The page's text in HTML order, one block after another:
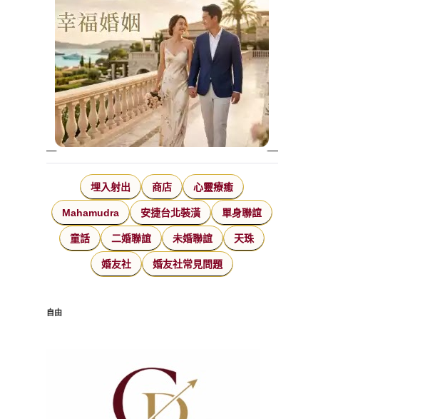
埋入射出 商店 心靈療癒
Mahamudra 安捷台北裝潢 單身聯誼
童話 二婚聯誼 未婚聯誼 天珠
婚友社 婚友社常見問題
自由